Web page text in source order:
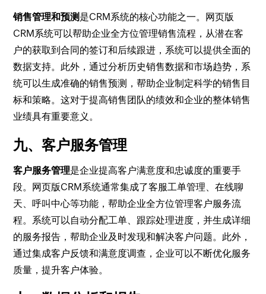
销售管理和预测 是CRM系统的核心功能之一。网页版
CRM系统可以帮助企业全方位管理销售流程，从潜在客
户的获取到合同的签订和后续跟进，系统可以提供全面的
数据支持。此外，通过分析历史销售数据和市场趋势，系
统可以生成准确的销售预测，帮助企业制定科学的销售目
标和策略。这对于提高销售团队的绩效和企业的整体销售
业绩具有重要意义。
九、客户服务管理
客户服务管理是企业提高客户满意度和忠诚度的重要手
段。网页版CRM系统通常集成了客服工单管理、在线聊
天、呼叫中心等功能，帮助企业全方位管理客户服务流
程。系统可以自动分配工单、跟踪处理进度，并生成详细
的服务报告，帮助企业及时发现和解决客户问题。此外，
通过集成客户反馈和满意度调查，企业可以不断优化服务
质量，提升客户体验。